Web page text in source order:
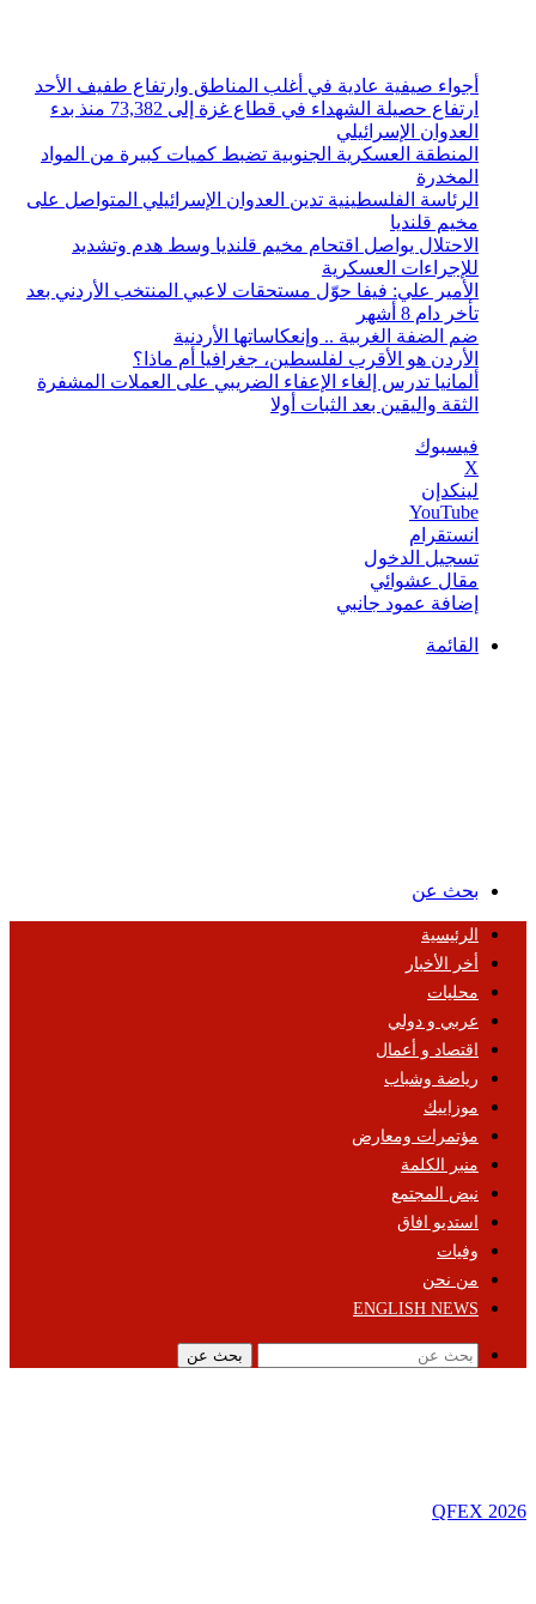
أجواء صيفية عادية في أغلب المناطق وارتفاع طفيف الأحد
ارتفاع حصيلة الشهداء في قطاع غزة إلى 73,382 منذ بدء
العدوان الإسرائيلي
المنطقة العسكرية الجنوبية تضبط كميات كبيرة من المواد
المخدرة
الرئاسة الفلسطينية تدين العدوان الإسرائيلي المتواصل على
مخيم قلنديا
الاحتلال يواصل اقتحام مخيم قلنديا وسط هدم وتشديد
للإجراءات العسكرية
الأمير علي: فيفا حوّل مستحقات لاعبي المنتخب الأردني بعد
تأخر دام 8 أشهر
ضم الضفة الغربية .. وإنعكاساتها الأردنية
الأردن هو الأقرب لفلسطين، جغرافيا أم ماذا؟
ألمانيا تدرس إلغاء الإعفاء الضريبي على العملات المشفرة
الثقة واليقين بعد الثبات أولا
فيسبوك
‫X
لينكدإن
‫YouTube
انستقرام
تسجيل الدخول
مقال عشوائي
إضافة عمود جانبي
القائمة
بحث عن
الرئيسية
أخر الأخبار
محليات
عربي و دولي
اقتصاد و أعمال
رياضة وشباب
موزاييك
مؤتمرات ومعارض
منبر الكلمة
نبض المجتمع
استديو افاق
وفيات
من نحن
ENGLISH NEWS
بحث عن
QFEX 2026